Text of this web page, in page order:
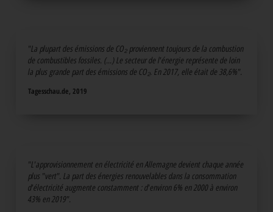
"La plupart des émissions de CO₂ proviennent toujours de la combustion
de combustibles fossiles. (...) Le secteur de l'énergie représente de loin
la plus grande part des émissions de CO₂. En 2017, elle était de 38,6%".
Tagesschau.de, 2019
"L'approvisionnement en électricité en Allemagne devient chaque année
plus "vert". La part des énergies renouvelables dans la consommation
d'électricité augmente constamment : d'environ 6% en 2000 à environ
43% en 2019".